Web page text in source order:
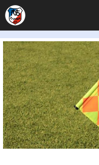
Zum
Inhalt
springen